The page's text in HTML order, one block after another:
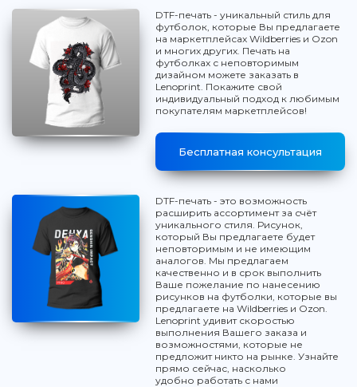
DTF-печать - уникальный стиль для
футболок, которые Вы предлагаете
на маркетплейсах Wildberries и Ozon
и многих других. Печать на
футболках с неповторимым
дизайном можете заказать в
Lenoprint. Покажите свой
индивидуальный подход к любимым
покупателям маркетплейсов!
Бесплатная консультация
DTF-печать - это возможность
расширить ассортимент за счёт
уникального стиля. Рисунок,
который Вы предлагаете будет
неповторимым и не имеющим
аналогов. Мы предлагаем
качественно и в срок выполнить
Ваше пожелание по нанесению
рисунков на футболки, которые вы
предлагаете на Wildberries и Ozon.
Lenoprint удивит скоростью
выполнения Вашего заказа и
возможностями, которые не
предложит никто на рынке. Узнайте
прямо сейчас, насколько
удобно работать с нами